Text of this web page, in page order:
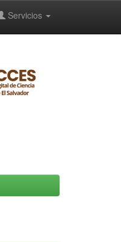
Servicios